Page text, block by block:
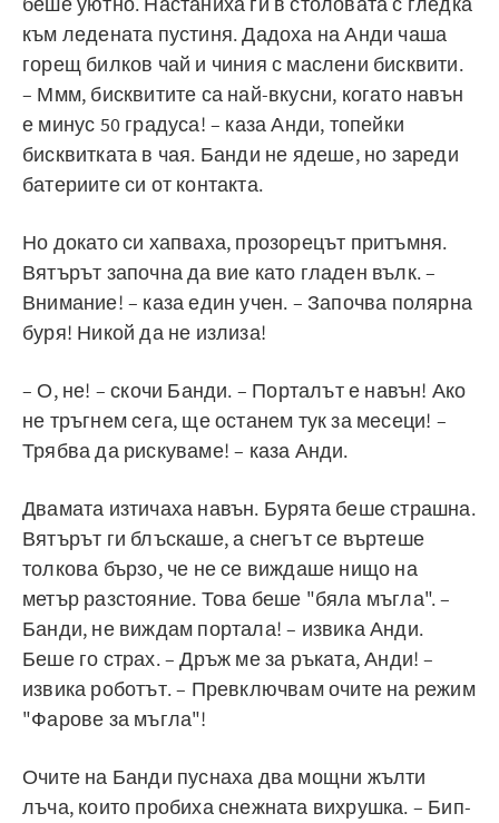
към ледената пустиня. Дадоха на Анди чаша
горещ билков чай и чиния с маслени бисквити.
– Ммм, бисквитите са най-вкусни, когато навън
е минус 50 градуса! – каза Анди, топейки
бисквитката в чая. Банди не ядеше, но зареди
батериите си от контакта.
Но докато си хапваха, прозорецът притъмня.
Вятърът започна да вие като гладен вълк. –
Внимание! – каза един учен. – Започва полярна
буря! Никой да не излиза!
– О, не! – скочи Банди. – Порталът е навън! Ако
не тръгнем сега, ще останем тук за месеци! –
Трябва да рискуваме! – каза Анди.
Двамата изтичаха навън. Бурята беше страшна.
Вятърът ги блъскаше, а снегът се въртеше
толкова бързо, че не се виждаше нищо на
метър разстояние. Това беше "бяла мъгла". –
Банди, не виждам портала! – извика Анди.
Беше го страх. – Дръж ме за ръката, Анди! –
извика роботът. – Превключвам очите на режим
"Фарове за мъгла"!
Очите на Банди пуснаха два мощни жълти
лъча, които пробиха снежната вихрушка. – Бип-